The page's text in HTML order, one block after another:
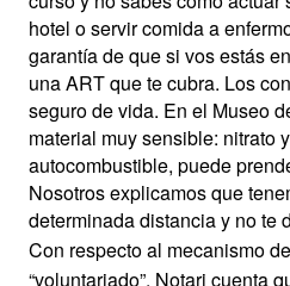
hotel o servir comida a
garantía de que si vos estás
una ART que te cubra. Los
seguro de vida. En el Museo
material muy sensible: nitrato
autocombustible, puede
Nosotros explicamos que
determinada distancia y no te
Con respecto al mecanismo
“voluntariado”, Notari cuenta